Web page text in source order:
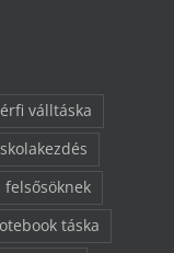
válltáska
felsősöknek
táska